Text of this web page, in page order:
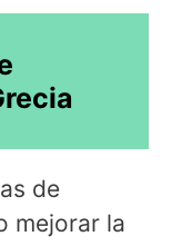
de
mejorar la